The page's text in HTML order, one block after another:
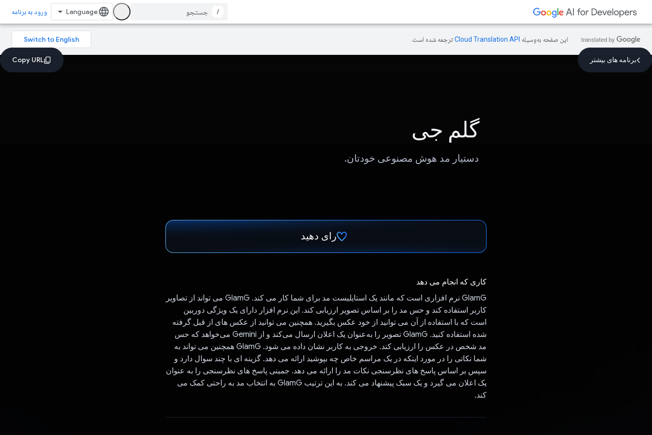
/ ورود به برنامه
این صفحه به‌وسیله ترجمه شده است.
برنامه های بیشتر
گلم جی
دستیار مد هوش مصنوعی خودتان.
رای دهید
کاری که انجام می دهد
GlamG نرم افزاری است که مانند یک استایلیست مد برای شما کار می کند. GlamG می تواند از تصاویر
کاربر استفاده کند و حس مد را بر اساس تصویر ارزیابی کند. این نرم افزار دارای یک ویژگی دوربین
است که با استفاده از آن می توانید از خود عکس بگیرید. همچنین می توانید از عکس های از قبل گرفته
شده استفاده کنید. GlamG تصویر را به‌عنوان یک اعلان ارسال می‌کند و از Gemini می‌خواهد که حس
مد شخص در عکس را ارزیابی کند. خروجی به کاربر نشان داده می شود. GlamG همچنین می تواند به
شما نکاتی را در مورد اینکه در یک مراسم خاص چه بپوشید ارائه می دهد. گزینه ای با چند سوال دارد و
سپس بر اساس پاسخ های نظرسنجی نکات مد را ارائه می دهد. جمینی پاسخ های نظرسنجی را به عنوان
یک اعلان می گیرد و یک سبک پیشنهاد می کند. به این ترتیب GlamG به انتخاب مد به راحتی کمک می
کند.